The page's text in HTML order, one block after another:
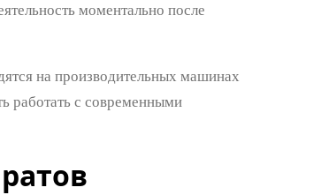
моментально после
на производительных машинах
работать с современными